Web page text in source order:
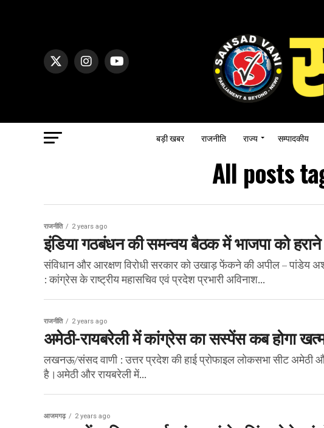
बड़ी खबर राजनीति राज्य सम्पादकीय
All posts
राजनीति 2 years ago
इंडिया गठबंधन की समन्वय बैठक में भाजपा को
संविधान और आरक्षण विरोधी सरकार को उखाड़ फेंकने की अपील – पांडेय
: कांग्रेस के राष्ट्रीय महासचिव एवं प्रदेश प्रभारी अविनाश...
राजनीति 2 years ago
अमेठी-रायबरेली में कांग्रेस का सस्पेंस कब होगा
लखनऊ/संसद वाणी : उत्तर प्रदेश की हाई प्रोफाइल लोकसभा सीट अमेठी
है।अमेठी और रायबरेली में...
आजमगढ़ 2 years ago